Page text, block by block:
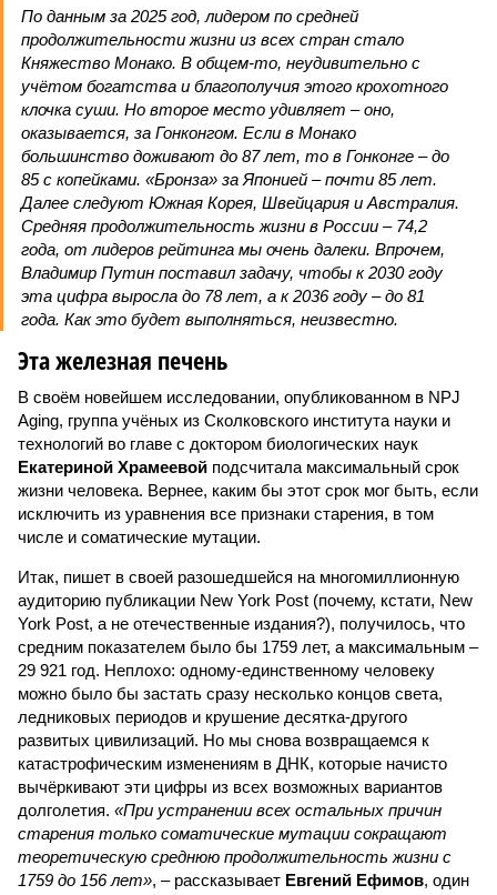
По данным за 2025 год, лидером по средней
продолжительности жизни из всех стран стало
Княжество Монако. В общем-то, неудивительно с
учётом богатства и благополучия этого крохотного
клочка суши. Но второе место удивляет – оно,
оказывается, за Гонконгом. Если в Монако
большинство доживают до 87 лет, то в Гонконге – до
85 с копейками. «Бронза» за Японией – почти 85 лет.
Далее следуют Южная Корея, Швейцария и Австралия.
Средняя продолжительность жизни в России – 74,2
года, от лидеров рейтинга мы очень далеки. Впрочем,
Владимир Путин поставил задачу, чтобы к 2030 году
эта цифра выросла до 78 лет, а к 2036 году – до 81
года. Как это будет выполняться, неизвестно.
Эта железная печень
В своём новейшем исследовании, опубликованном в NPJ
Aging, группа учёных из Сколковского института науки и
технологий во главе с доктором биологических наук
Екатериной Храмеевой подсчитала максимальный срок
жизни человека. Вернее, каким бы этот срок мог быть, если
исключить из уравнения все признаки старения, в том
числе и соматические мутации.
Итак, пишет в своей разошедшейся на многомиллионную
аудиторию публикации New York Post (почему, кстати, New
York Post, а не отечественные издания?), получилось, что
средним показателем было бы 1759 лет, а максимальным –
29 921 год. Неплохо: одному-единственному человеку
можно было бы застать сразу несколько концов света,
ледниковых периодов и крушение десятка-другого
развитых цивилизаций. Но мы снова возвращаемся к
катастрофическим изменениям в ДНК, которые начисто
вычёркивают эти цифры из всех возможных вариантов
долголетия. «При устранении всех остальных причин
старения только соматические мутации сокращают
теоретическую среднюю продолжительность жизни с
1759 до 156 лет», – рассказывает Евгений Ефимов, один